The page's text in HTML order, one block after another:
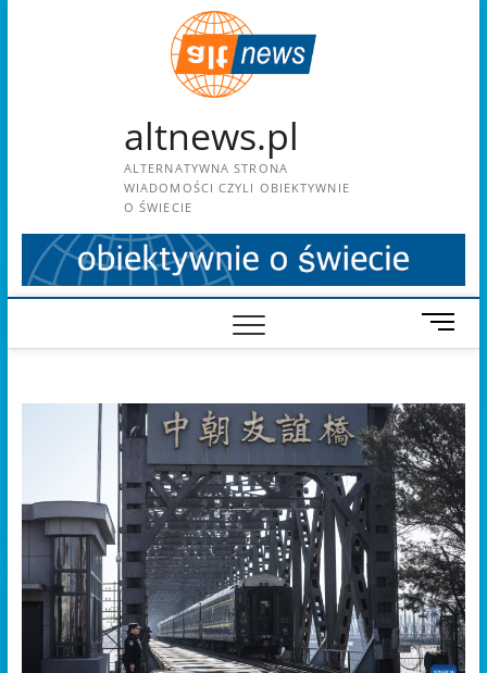
altnews.pl
ALTERNATYWNA STRONA
WIADOMOŚCI CZYLI OBIEKTYWNIE
O ŚWIECIE
M
e
B
u
t
t
o
n